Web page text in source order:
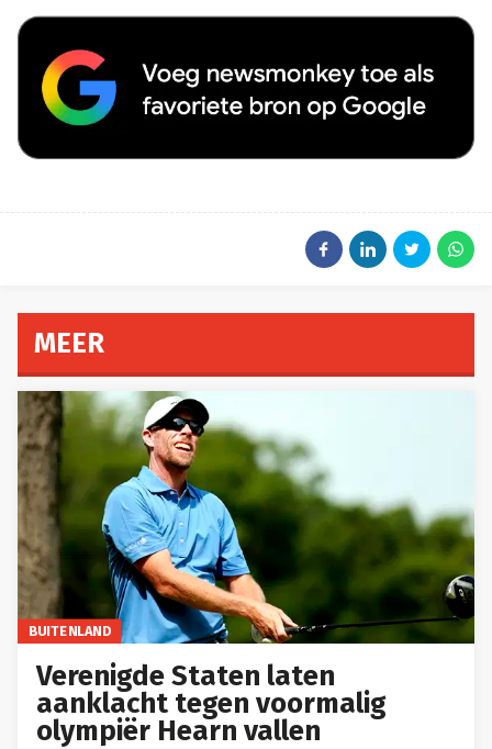
MEER
BUITENLAND
Verenigde Staten laten
aanklacht tegen voormalig
olympiër Hearn vallen